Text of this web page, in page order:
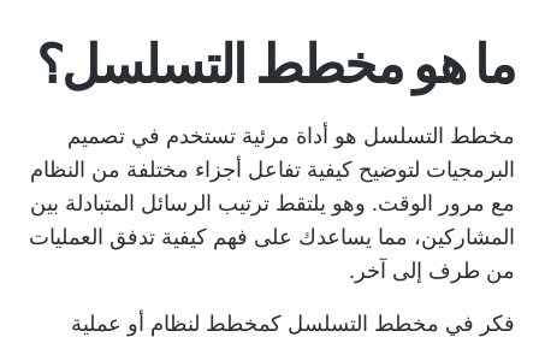
ما هو مخطط التسلسل؟
مخطط التسلسل هو أداة مرئية تستخدم في تصميم
البرمجيات لتوضيح كيفية تفاعل أجزاء مختلفة من النظام
مع مرور الوقت. وهو يلتقط ترتيب الرسائل المتبادلة بين
المشاركين، مما يساعدك على فهم كيفية تدفق العمليات
من طرف إلى آخر.
فكر في مخطط التسلسل كمخطط لنظام أو عملية